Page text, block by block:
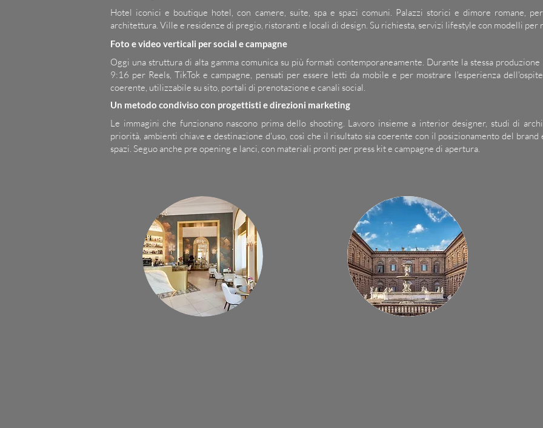
Hotel iconici e boutique hotel, con camere, suite, spa e spazi comuni. Palazzi storici e dimore romane,
architettura. Ville e residenze di pregio, ristoranti e locali di design. Su richiesta, servizi lifestyle con modelli per
Foto e video verticali per social e campagne
Oggi una struttura di alta gamma comunica su più formati contemporaneamente. Durante la stessa
9:16 per Reels, TikTok e campagne, pensati per essere letti da mobile e per mostrare l'esperienza
coerente, utilizzabile su sito, portali di prenotazione e canali social.
Un metodo condiviso con progettisti e direzioni marketing
Le immagini che funzionano nascono prima dello shooting. Lavoro insieme a interior designer, studi di
priorità, ambienti chiave e destinazione d'uso, così che il risultato sia coerente con il posizionamento del
spazi. Seguo anche pre opening e lanci, con materiali pronti per press kit e campagne di apertura.